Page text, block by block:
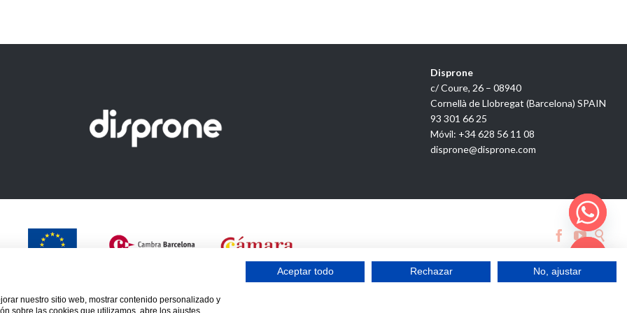
Disprone
c/ Coure, 26 – 08940
Cornellà de Llobregat (Barcelona) SPAIN
93 301 66 25
Móvil: +34 628 56 11 08
disprone@disprone.com
  
Hide chaty
nuestro sitio web, mostrar contenido personalizado y
sobre las cookies que utilizamos, abre los ajustes.
Aceptar todo Rechazar No, ajustar